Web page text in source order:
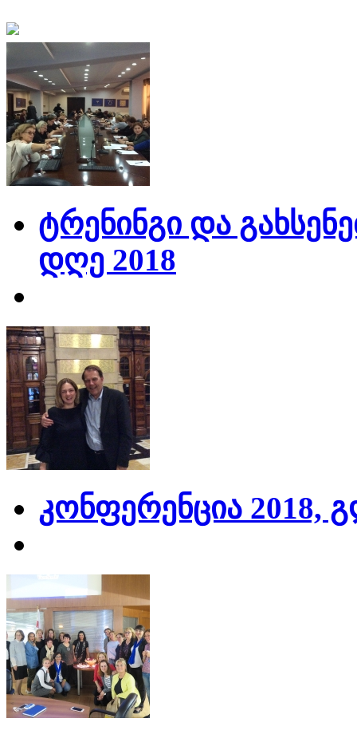
ტრენინგი და
დღე 2018
კონფერენცია 2018,